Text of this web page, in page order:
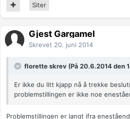
Siter
Gjest Gargamel
Skrevet 20. juni 2014
florette skrev (På 20.6.2014 den
Er ikke du litt kjapp nå å trekke
problemstillingen er ikke noe
Problemstillingen er langt ifra